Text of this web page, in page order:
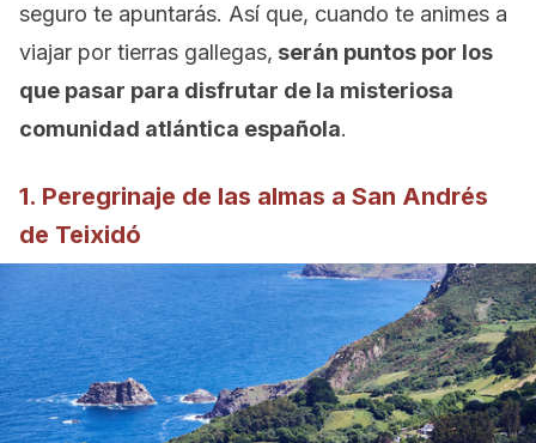
seguro te apuntarás. Así que, cuando te animes a
viajar por tierras gallegas, serán puntos por los
que pasar para disfrutar de la misteriosa
comunidad atlántica española.
1. Peregrinaje de las almas a San Andrés
de Teixidó